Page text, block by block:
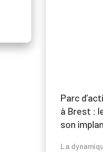
Parc
à Brest :
son
La